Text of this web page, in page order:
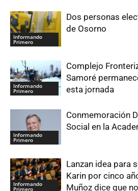
Informando
Primero
Dos personas
de Osorno
Informando
Primero
Complejo
Samoré
esta jornada
Informando
Primero
Conmemoración
Social en la
Informando
Primero
Lanzan idea para
Karin por cinco
Muñoz dice que